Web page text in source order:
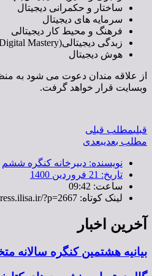
ساختار و حکمرانی دیجیتال
سرمایه های دیجیتال
فرهنگ و محیط کار دیجیتالی
زبدگی دیجیتالی(Digital Mastery)
هوش دیجیتال
از علاقه مندان دعوت می شود به
وبسایت قرار خواهد گرفت.
قبلیمطلب قبلی
مطلب بعدیبعدی
نویسنده: دبیرخانه کنگره ششم
تاریخ: 21 فروردین 1400
ساعت: 09:42
لینک کوتاه: https://congress.ilisa.ir/?p=2667
آخرین اخبار
بیانیه هشتمین کنگره سالانه